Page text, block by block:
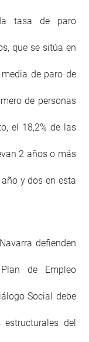
tasa de paro
que se sitúa en
de paro de
de personas
el 18,2% de las
2 años o más
y dos en esta
defienden
de Empleo
Social debe
del